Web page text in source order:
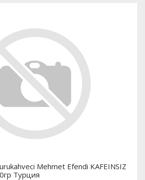
Mehmet Efendi KAFEINSIZ
Турция